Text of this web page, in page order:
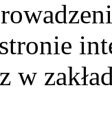
w